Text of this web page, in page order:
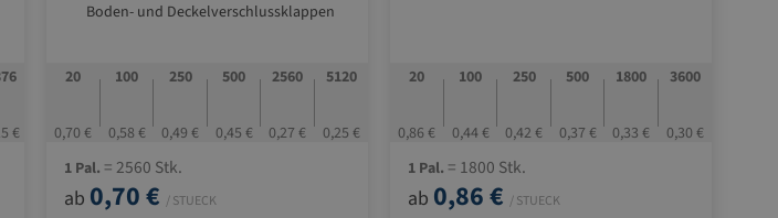
€
Boden- und Deckelverschlussklappen
20
0,70 €
100
0,58 €
250
0,49 €
500
0,45 €
2560
0,27 €
5120
0,25 €
1 Pal. = 2560 Stk.
ab 0,70 € / STUECK
20
0,86 €
100
0,44 €
250
0,42 €
500
0,37 €
1800
0,33 €
3600
0,30 €
1 Pal. = 1800 Stk.
ab 0,86 € / STUECK